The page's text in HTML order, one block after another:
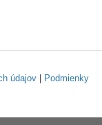
údajov|
Podmienky